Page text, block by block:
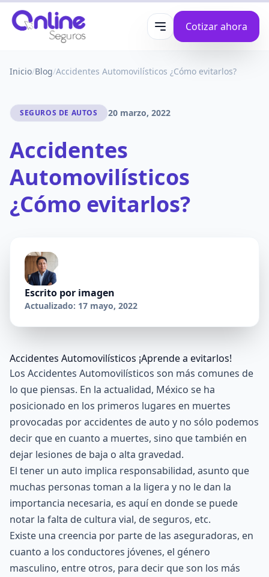
Abrir menúCotizar ahora
Inicio/Blog/Accidentes Automovilísticos ¿Cómo evitarlos?
SEGUROS DE AUTOS 20 marzo, 2022
Accidentes
Automovilísticos
¿Cómo evitarlos?
Escrito por imagen
Actualizado: 17 mayo, 2022
Accidentes Automovilísticos ¡Aprende a evitarlos!
Los Accidentes Automovilísticos son más comunes de
lo que piensas. En la actualidad, México se ha
posicionado en los primeros lugares en muertes
provocadas por accidentes de auto y no sólo podemos
decir que en cuanto a muertes, sino que también en
dejar lesiones de baja o alta gravedad.
El tener un auto implica responsabilidad, asunto que
muchas personas toman a la ligera y no le dan la
importancia necesaria, es aquí en donde se puede
notar la falta de cultura vial, de seguros, etc.
Existe una creencia por parte de las aseguradoras, en
cuanto a los conductores jóvenes, el género
masculino, entre otros, para decir que son los más